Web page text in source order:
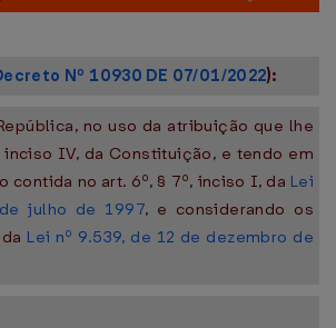
Nº 10930 DE 07/01/2022):
no uso da atribuição que lhe
IV, da Constituição, e tendo em
contida no art. 6º, § 7º, inciso I, da Lei
julho de 1997, e considerando os
Lei nº 9.539, de 12 de dezembro de